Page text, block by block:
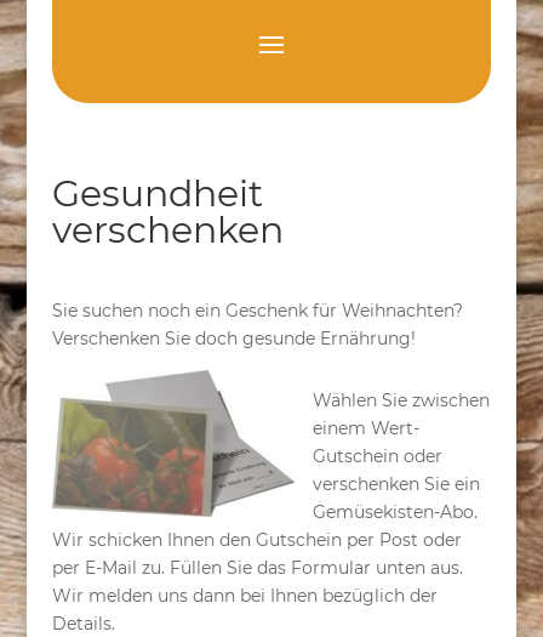
Gesundheit
verschenken
Sie suchen noch ein Geschenk für Weihnachten?
Verschenken Sie doch gesunde Ernährung!
Wählen Sie zwischen
einem Wert-
Gutschein oder
verschenken Sie ein
Gemüsekisten-Abo.
Wir schicken Ihnen den Gutschein per Post oder
per E-Mail zu. Füllen Sie das Formular unten aus.
Wir melden uns dann bei Ihnen bezüglich der
Details.